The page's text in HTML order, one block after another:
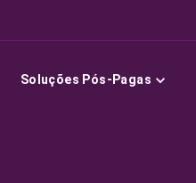
Soluções Pós-Pagas